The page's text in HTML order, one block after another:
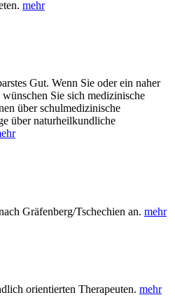
mehr
Gut. Wenn Sie oder ein naher
Sie sich medizinische
über schulmedizinische
über naturheilkundliche
Gräfenberg/Tschechien an. mehr
orientierten Therapeuten. mehr